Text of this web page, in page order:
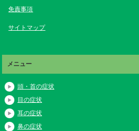
免責事項
サイトマップ
メニュー
頭・首の症状
目の症状
耳の症状
鼻の症状